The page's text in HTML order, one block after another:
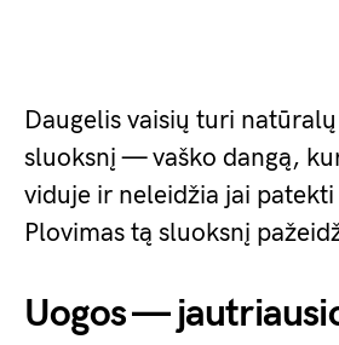
Daugelis vaisių turi
sluoksnį — vaško dangą,
viduje ir neleidžia jai patekti
Plovimas tą sluoksnį
Uogos —